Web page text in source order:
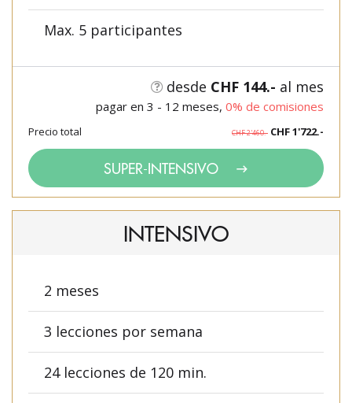
Max. 5 participantes
desde CHF 144.- al mes
pagar en 3 - 12 meses, 0% de comisiones
Precio total CHF 2'460.- CHF 1'722.-
SUPER-INTENSIVO
INTENSIVO
2 meses
3 lecciones por semana
24 lecciones de 120 min.